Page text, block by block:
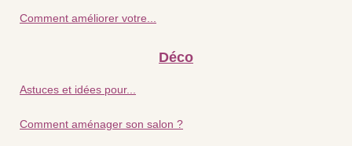
Comment améliorer votre...
Déco
Astuces et idées pour...
Comment aménager son salon ?